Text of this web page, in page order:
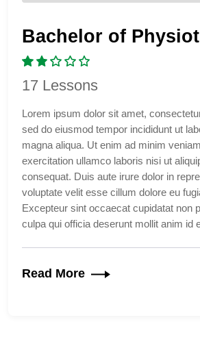
Bachelor of
17 Lessons
Lorem ipsum dolor sit amet,
sed do eiusmod tempor incididunt ut
magna aliqua. Ut enim ad minim
exercitation ullamco laboris nisi ut
consequat. Duis aute irure dolor in
voluptate velit esse cillum dolore eu
Excepteur sint occaecat cupidatat non
culpa qui officia deserunt mollit anim id
Read More